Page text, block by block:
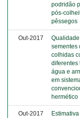
podridão
pós-
pêssegos
Out-2017
sementes
colhidas
diferentes
água e
em
hermético
Out-2017